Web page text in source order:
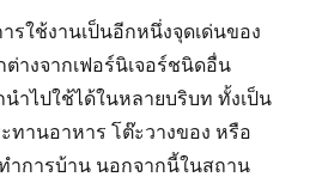
รใช้งานเป็นอีกหนึ่งจุดเด่นของ
างจากเฟอร์นิเจอร์ชนิดอื่น
ำไปใช้ได้ในหลายบริบท ทั้งเป็น
ทานอาหาร โต๊ะวางของ หรือ
ำการบ้าน นอกจากนี้ในสถาน